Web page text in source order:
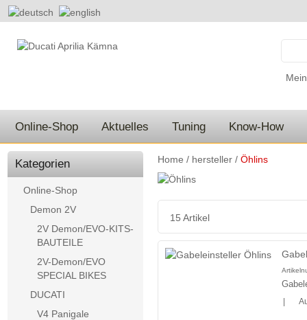
Online-Shop Aktuelles Tuning Know-How
Home / hersteller / Öhlins
15 Artikel
Kategorien
Online-Shop
Demon 2V
2V Demon/EVO-KITS-
BAUTEILE
2V-Demon/EVO
SPECIAL BIKES
DUCATI
V4 Panigale